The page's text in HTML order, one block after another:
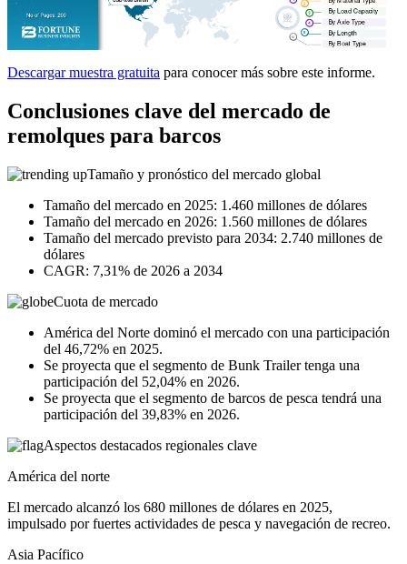
Descargar muestra gratuita para conocer más sobre este informe.
Conclusiones clave del mercado de
remolques para barcos
Tamaño y pronóstico del mercado global
Tamaño del mercado en 2025: 1.460 millones de dólares
Tamaño del mercado en 2026: 1.560 millones de dólares
Tamaño del mercado previsto para 2034: 2.740 millones de
dólares
CAGR: 7,31% de 2026 a 2034
Cuota de mercado
América del Norte dominó el mercado con una participación
del 46,72% en 2025.
Se proyecta que el segmento de Bunk Trailer tenga una
participación del 52,04% en 2026.
Se proyecta que el segmento de barcos de pesca tendrá una
participación del 39,83% en 2026.
Aspectos destacados regionales clave
América del norte
El mercado alcanzó los 680 millones de dólares en 2025,
impulsado por fuertes actividades de pesca y navegación de recreo.
Asia Pacífico